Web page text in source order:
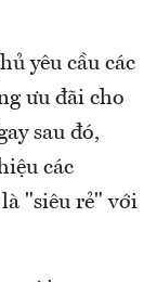
yêu cầu các
ưu đãi cho
sau đó,
các
"siêu rẻ" với